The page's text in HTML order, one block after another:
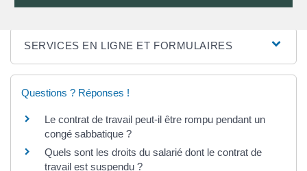
SERVICES EN LIGNE ET FORMULAIRES
Questions ? Réponses !
Le contrat de travail peut-il être rompu pendant un
congé sabbatique ?
Quels sont les droits du salarié dont le contrat de
travail est suspendu ?